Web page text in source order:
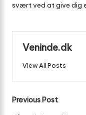
svært ved at give dig
Veninde.dk
View All Posts
Post
Previous Post